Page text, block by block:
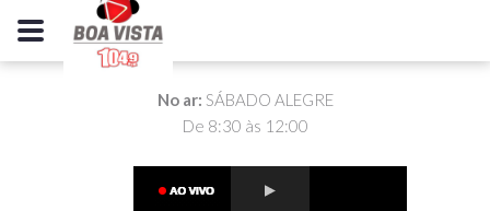
No ar: SÁBADO ALEGRE
De 8:30 às 12:00